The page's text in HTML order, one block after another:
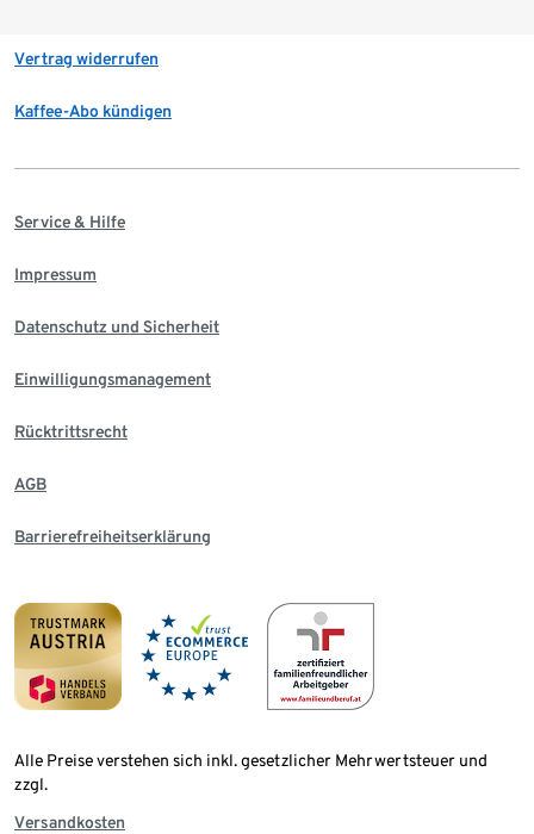
Vertrag widerrufen
Kaffee-Abo kündigen
Service & Hilfe
Impressum
Datenschutz und Sicherheit
Einwilligungsmanagement
Rücktrittsrecht
AGB
Barrierefreiheitserklärung
Alle Preise verstehen sich inkl. gesetzlicher Mehrwertsteuer und
zzgl.
Versandkosten